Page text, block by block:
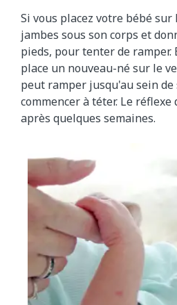
Si vous placez votre bébé
jambes sous son corps et
pieds, pour tenter de ramper.
place un nouveau-né sur le
peut ramper jusqu'au sein de
commencer à téter. Le
après quelques semaines.